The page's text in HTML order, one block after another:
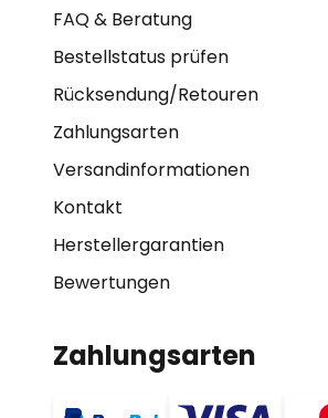
FAQ & Beratung
Bestellstatus prüfen
Rücksendung/Retouren
Zahlungsarten
Versandinformationen
Kontakt
Herstellergarantien
Bewertungen
Zahlungsarten